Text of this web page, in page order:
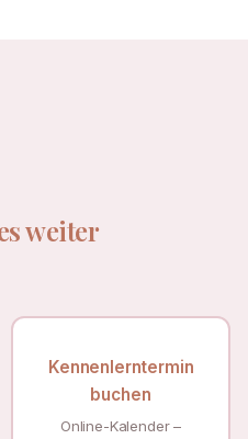
weiter
Kennenlerntermin
buchen
Online-Kalender –